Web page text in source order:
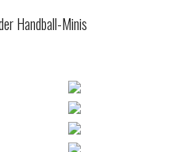
Handball-Minis